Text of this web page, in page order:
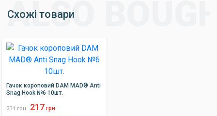
Схожі товари
Гачок короповий DAM MAD® Anti
Snag Hook №6 10шт.
334 грн 217 грн